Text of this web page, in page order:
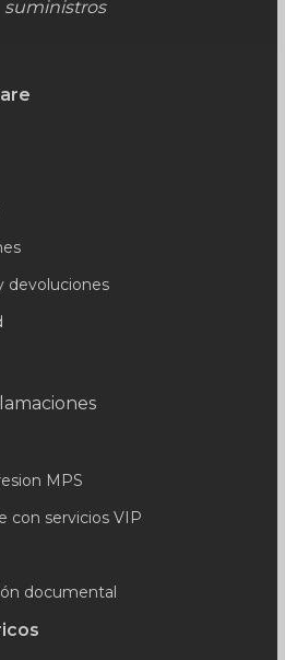
suministros
devoluciones
MPS
con servicios VIP
documental